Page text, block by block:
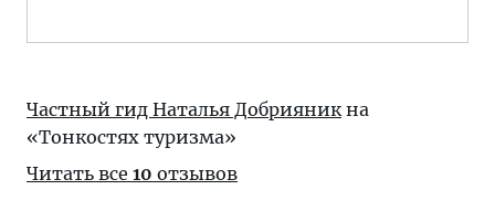
Частный гид Наталья Добрияникна
«Тонкостях туризма»
Читать все 10 отзывов